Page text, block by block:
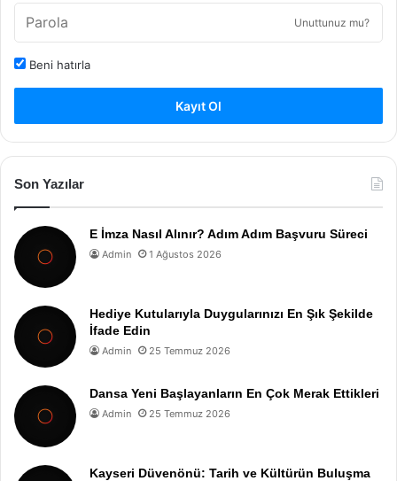
Unuttunuz mu?
Beni hatırla
Kayıt Ol
Son Yazılar
E İmza Nasıl Alınır? Adım Adım Başvuru Süreci
Admin 1 Ağustos 2026
Hediye Kutularıyla Duygularınızı En Şık Şekilde
İfade Edin
Admin 25 Temmuz 2026
Dansa Yeni Başlayanların En Çok Merak Ettikleri
Admin 25 Temmuz 2026
Kayseri Düvenönü: Tarih ve Kültürün Buluşma